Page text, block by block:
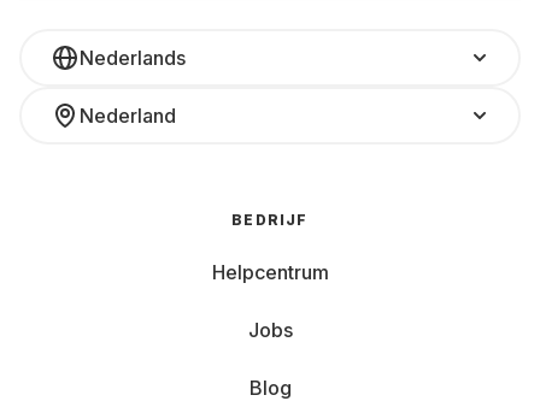
Nederlands
Nederland
BEDRIJF
Helpcentrum
Jobs
Blog